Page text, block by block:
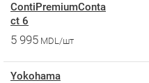
ContiPremiumConta
ct 6
5 995 MDL/шт
Yokohama